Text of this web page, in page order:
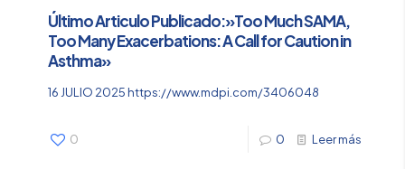
Último Articulo Publicado:»Too Much SAMA,
Too Many Exacerbations: A Call for Caution in
Asthma»
16 JULIO 2025 https://www.mdpi.com/3406048
0 0 Leer más